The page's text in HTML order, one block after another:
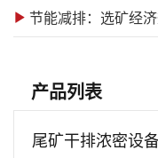
节能减排：选矿经
产品列表
尾矿干排浓密设